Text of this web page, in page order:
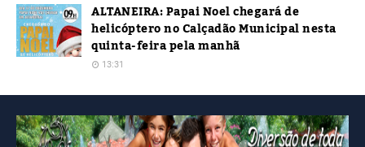
ALTANEIRA: Papai Noel chegará de
helicóptero no Calçadão Municipal nesta
quinta-feira pela manhã
13:31